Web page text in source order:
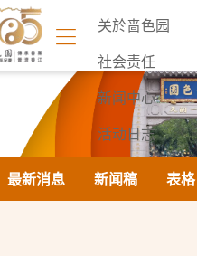
关於啬色园
社会责任
新闻中心
活动日志
联络我们
最新消息 新闻稿 表格